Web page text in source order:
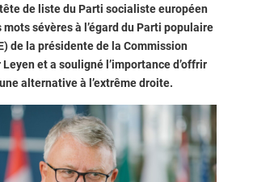
de liste du Parti socialiste européen
mots sévères à l’égard du Parti populaire
de la présidente de la Commission
et a souligné l’importance d’offrir
alternative à l’extrême droite.